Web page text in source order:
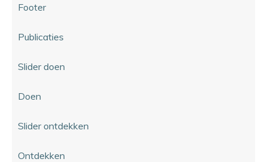
Footer
Publicaties
Slider doen
Doen
Slider ontdekken
Ontdekken